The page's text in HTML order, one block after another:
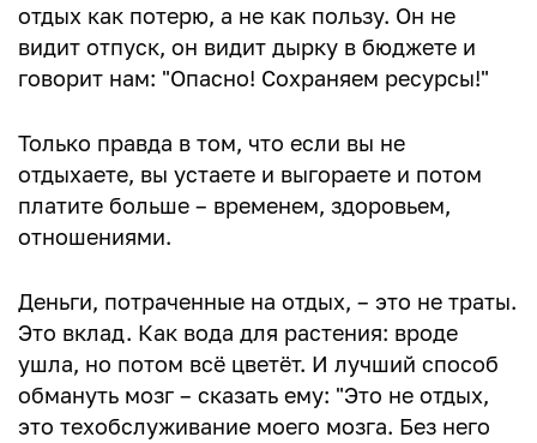
отдых как потерю, а не как пользу. Он не
видит отпуск, он видит дырку в бюджете и
говорит нам: "Опасно! Сохраняем ресурсы!"
Только правда в том, что если вы не
отдыхаете, вы устаете и выгораете и потом
платите больше – временем, здоровьем,
отношениями.
Деньги, потраченные на отдых, – это не траты.
Это вклад. Как вода для растения: вроде
ушла, но потом всё цветёт. И лучший способ
обмануть мозг – сказать ему: "Это не отдых,
это техобслуживание моего мозга. Без него